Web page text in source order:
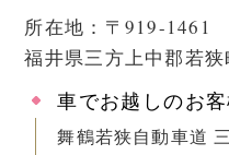
所在地：〒919-1461
福井県三方上中郡若
車でお越しのお
舞鶴若狭自動車道